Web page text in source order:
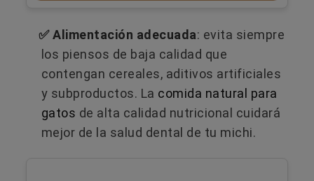
✅ Alimentación adecuada: evita siempre
los piensos de baja calidad que
contengan cereales, aditivos artificiales
y subproductos. La comida natural para
gatos de alta calidad nutricional cuidará
mejor de la salud dental de tu michi.